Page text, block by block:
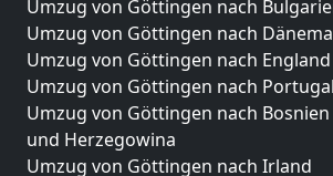
Umzug von Göttingen nach
Umzug von Göttingen nach
Umzug von Göttingen nach England
Umzug von Göttingen nach Portugal
Umzug von Göttingen nach Bosnien
und Herzegowina
Umzug von Göttingen nach Irland